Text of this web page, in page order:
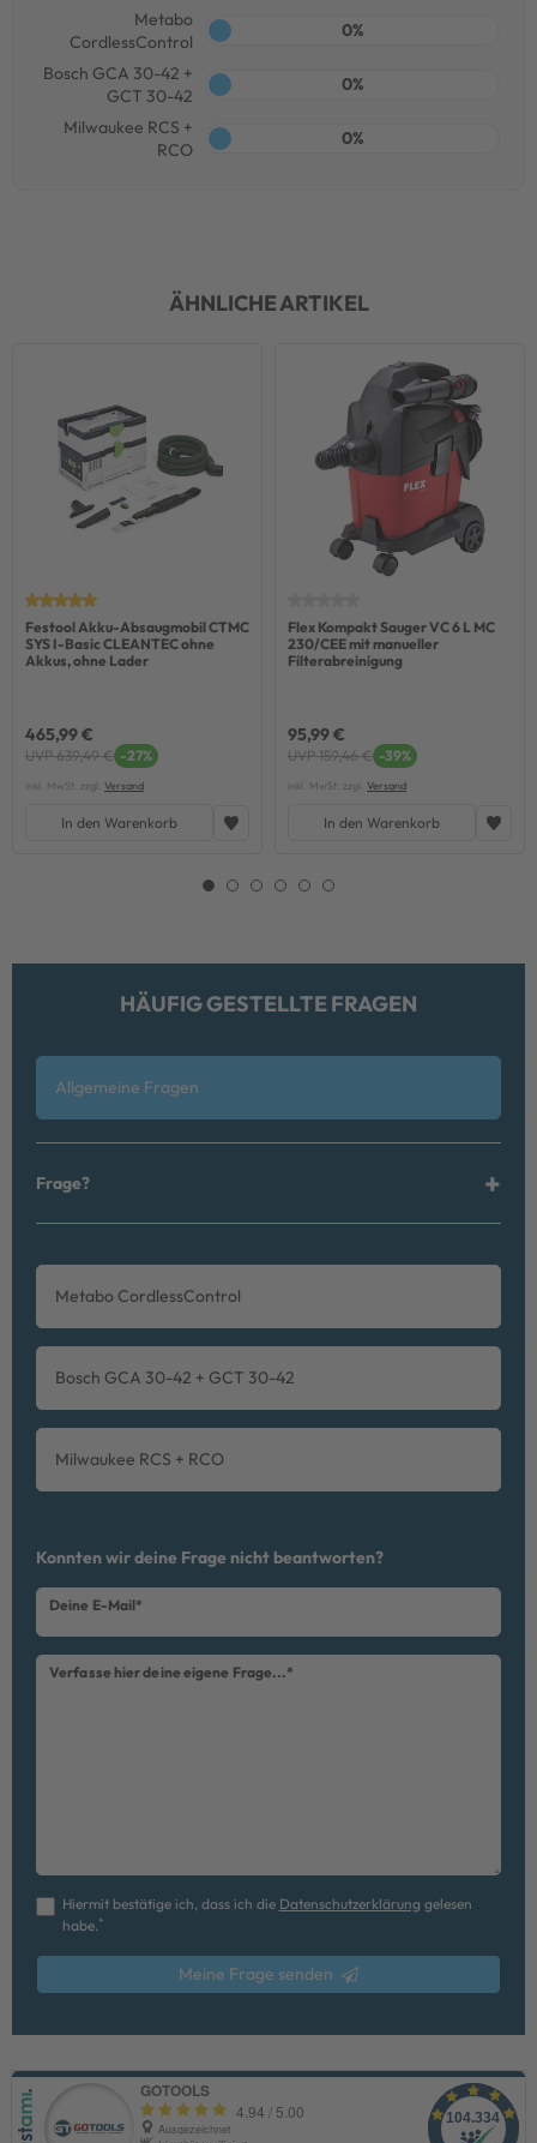
Metabo
CordlessControl
0%
Bosch GCA 30-42 +
GCT 30-42
0%
Milwaukee RCS +
RCO
0%
ÄHNLICHE ARTIKEL
Festool Akku-Absaugmobil CTMC
SYS I-Basic CLEANTEC ohne
Akkus, ohne Lader
465,99 €
UVP 639,49 € -27%
inkl. MwSt. zzgl. Versand
In den Warenkorb
Flex Kompakt Sauger VC 6 L MC
230/CEE mit manueller
Filterabreinigung
95,99 €
UVP 159,46 € -39%
inkl. MwSt. zzgl. Versand
In den Warenkorb
HÄUFIG GESTELLTE FRAGEN
Allgemeine Fragen
Frage?
Metabo CordlessControl
Bosch GCA 30-42 + GCT 30-42
Milwaukee RCS + RCO
Konnten wir deine Frage nicht beantworten?
Deine E-Mail*
Verfasse hier deine eigene Frage...*
Hiermit bestätige ich, dass ich die Daten­schutz­erklärung gelesen
habe.*
Ceres::Template.mailFormHoneypotLabel
Meine Frage senden